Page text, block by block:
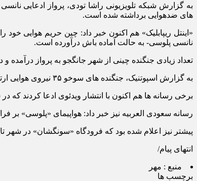
به گزارش شبکه تلویزیونی راشا تودی، پرواز ادعایی
های ضدهوایی برداشته شده است.
«اینتل ریپابلیک» هم اکنون خبر داد: چین حریم هوایی
نانسی پلوسی- به حالت آماده باش درآورده است.
تعداد زیادی جنگنده چینی از شهر جانگجو به پرواز
به گزارش اسپوتنیک، جنگنده های سوخو ۳۵ نیروی هوایی ارتش ملی آزادی چین به تنگه تایوان اعزام شدند.
برخی رسانه ها هم اکنون با انتشار ویدئوی ادعا کردند
رسانه سعودی العربیه نیز خبر داد: هواپیمای «پلوسی» بر
پیشتر نیز اعلام شده بود که فرودگاه «سونگشان» در شهر
انتهای پیام/
منبع : مهر
برچسب ها